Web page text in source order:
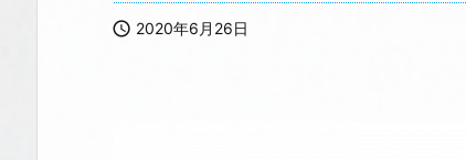
 2020年6月26日